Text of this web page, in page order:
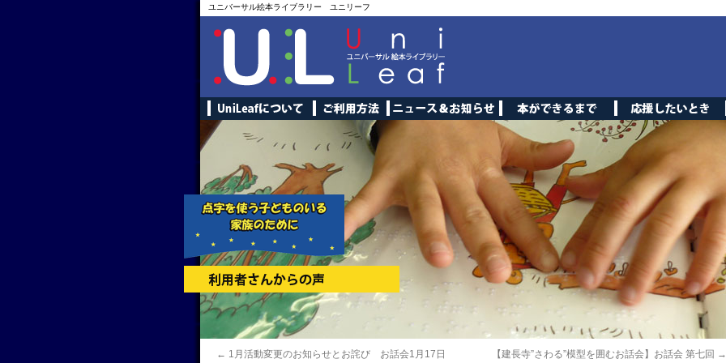
ユニバーサル絵本ライブラリー ユニリーフ
← 1月活動変更のお知らせとお詫び お話会1月17日 【建長寺”さわる”模型を囲むお話会】お話会 第七回 →